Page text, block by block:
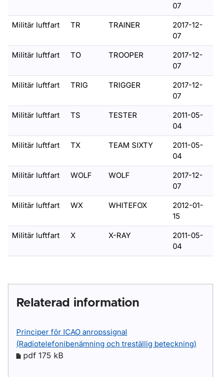
07
Militär luftfart TR TRAINER
2017-12-
07
Militär luftfart TO TROOPER
2017-12-
07
Militär luftfart TRIG TRIGGER
2017-12-
07
Militär luftfart TS TESTER
2011-05-
04
Militär luftfart TX TEAM SIXTY
2011-05-
04
Militär luftfart WOLF WOLF
2017-12-
07
Militär luftfart WX WHITEFOX
2012-01-
15
Militär luftfart X X-RAY
2011-05-
04
Relaterad information
Principer för ICAO anropssignal
(Radiotelefonibenämning och treställig beteckning)
pdf 175 kB